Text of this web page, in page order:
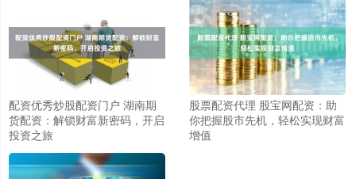
配资优秀炒股配资门户 湖南期
货配资：解锁财富新密码，开启
投资之旅
股票配资代理 股宝网配资：助
你把握股市先机，轻松实现财富
增值